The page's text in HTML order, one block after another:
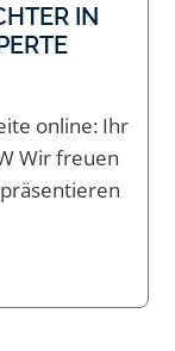
IN
online: Ihr
Wir freuen